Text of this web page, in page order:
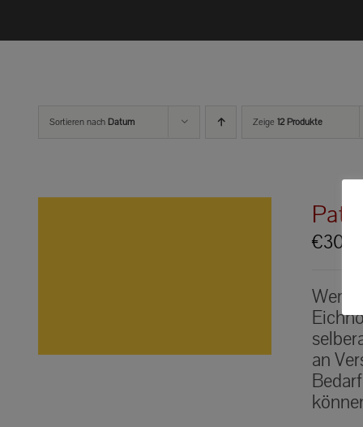
Sortieren nach Datum Zeige 12 Produkte
€30.00
an